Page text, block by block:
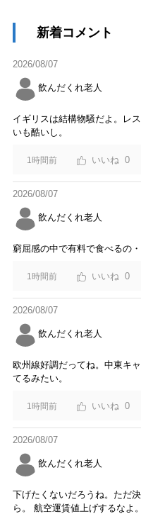
新着コメント
2026/08/07
飲んだくれ老人
イギリスは結構物騒だよ。レ
いも酷いし。
1時間前 0
2026/08/07
飲んだくれ老人
窮屈感の中で有料で食べるの・
1時間前 0
2026/08/07
飲んだくれ老人
欧州線好調だってね。中東キ
てるみたい。
1時間前 0
2026/08/07
飲んだくれ老人
下げたくないだろうね。ただ
ら。 航空運賃値上げするなよ。